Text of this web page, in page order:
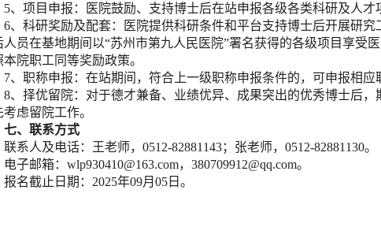
5、项目申报：医院鼓励、支持博士后在站申报各级各类科研及人才
6、科研奖励及配套：医院提供科研条件和平台支持博士后开展研
人员在基地期间以“苏州市第九人民医院”署名获得的各级项目享受
本院职工同等奖励政策。
7、职称申报：在站期间，符合上一级职称申报条件的，可申报相应
8、择优留院：对于德才兼备、业绩优异、成果突出的优秀博士后
虑留院工作。
七、联系方式
联系人及电话：王老师，0512-82881143；张老师，0512-82881130。
电子邮箱：wlp930410@163.com， 380709912@qq.com。
报名截止日期：2025年09月05日。
（